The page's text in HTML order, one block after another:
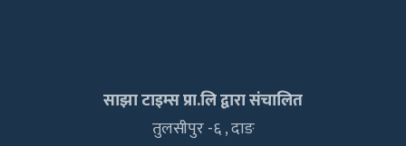
साझा टाइम्स प्रा.लि द्वारा संचालित
तुलसीपुर -६ , दाङ